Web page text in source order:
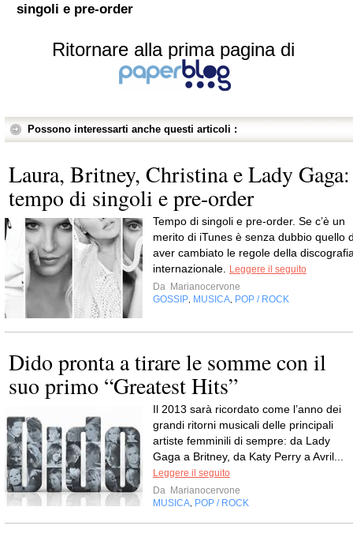
singoli e pre-order
Ritornare alla prima pagina di
Possono interessarti anche questi articoli :
Laura, Britney, Christina e Lady Gaga:
tempo di singoli e pre-order
Tempo di singoli e pre-order. Se c’è un
merito di iTunes è senza dubbio quello
aver cambiato le regole della
internazionale.
Leggere il seguito
Da Marianocervone
GOSSIP MUSICA POP / ROCK
Dido pronta a tirare le somme con il
suo primo “Greatest Hits”
Il 2013 sarà ricordato come l’anno dei
grandi ritorni musicali delle principali
artiste femminili di sempre: da Lady
Gaga a Britney, da Katy Perry a Avril...
Leggere il seguito
Da Marianocervone
MUSICA POP / ROCK